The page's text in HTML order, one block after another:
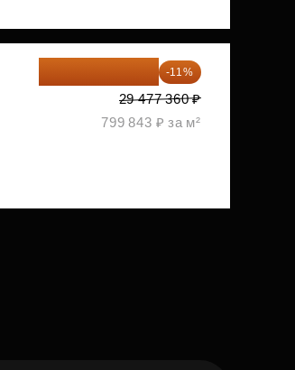
-11%
29 477 360 ₽
799 843 ₽ за м²